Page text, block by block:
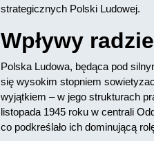
strategicznych Polski Ludowej.
Wpływy
Polska Ludowa, będąca pod
się wysokim stopniem
wyjątkiem – w jego strukturach
listopada 1945 roku w centrali
co podkreślało ich dominującą